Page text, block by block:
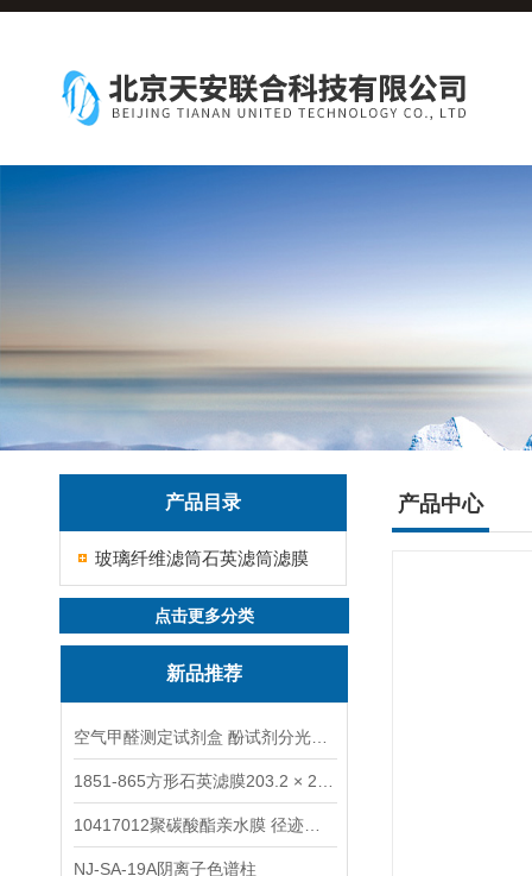
产品目录
玻璃纤维滤筒石英滤筒滤膜
点击更多分类
新品推荐
NJ-SA-19A阴离子色谱柱
产品中心